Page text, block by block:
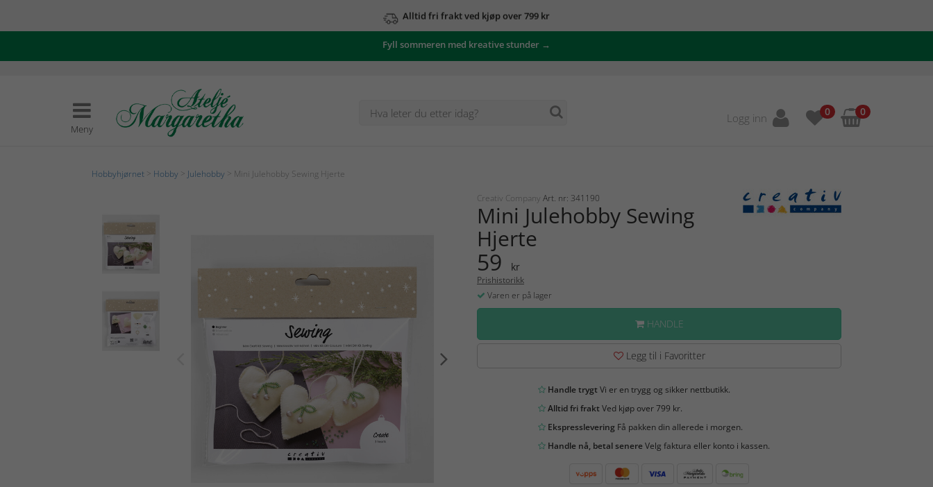
Alltid fri frakt ved kjøp over 799 kr
Fyll sommeren med kreative stunder →
Meny
Logg inn 0 0
Hobbyhjørnet Hobby Julehobby > Mini Julehobby Sewing Hjerte
Creativ Company Art. nr: 341190
Mini Julehobby Sewing
Hjerte
59 kr
Prishistorikk
Varen er på lager
HANDLE
Legg til i Favoritter
Handle trygtVi er en trygg og sikker nettbutikk.
Alltid fri fraktVed kjøp over 799 kr.
EkspressleveringFå pakken din allerede i morgen.
Handle nå, betal senereVelg faktura eller konto i kassen.